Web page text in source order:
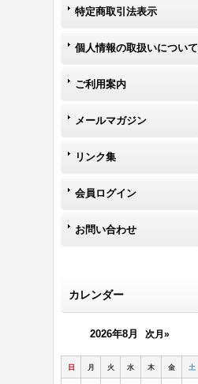
特定商取引法表示
個人情報の取扱いについて
ご利用案内
メールマガジン
リンク集
会員ログイン
お問い合わせ
カレンダー
2026年8月 次月»
日 月 火 水 木 金 土